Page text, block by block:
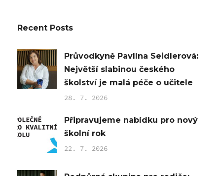
Recent Posts
Průvodkyně Pavlína Seidlerová:
Největší slabinou českého
školství je malá péče o učitele
28. 7. 2026
Připravujeme nabídku pro nový
školní rok
22. 7. 2026